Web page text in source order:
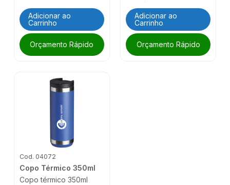
Adicionar ao
Carrinho
Orçamento Rápido
Adicionar ao
Carrinho
Orçamento Rápido
Cod. 04072
Copo Térmico 350ml
Copo térmico 350ml